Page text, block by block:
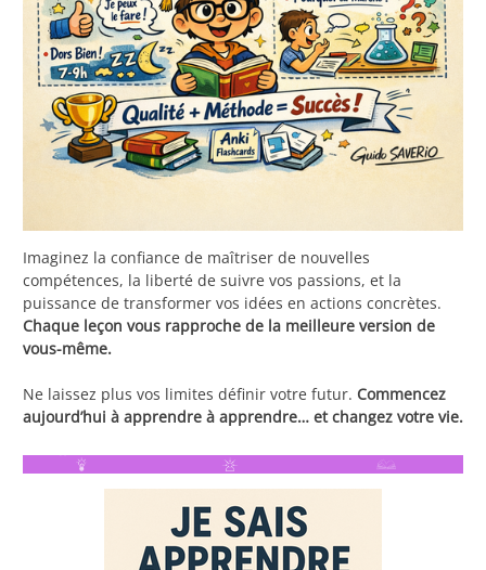
Imaginez la confiance de maîtriser de nouvelles
compétences, la liberté de suivre vos passions, et la
puissance de transformer vos idées en actions concrètes.
Chaque leçon vous rapproche de la meilleure version de
vous-même.
Ne laissez plus vos limites définir votre futur. Commencez
aujourd’hui à apprendre à apprendre… et changez votre vie.